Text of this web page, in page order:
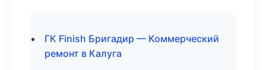
ГК Finish Бригадир — Коммерческий
ремонт в Калуга